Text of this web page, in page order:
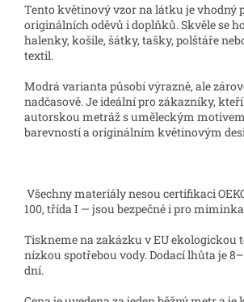
Tento květinový vzor na látku je vhodný
originálních oděvů i doplňků. Skvěle se
halenky, košile, šátky, tašky, polštáře
textil.
Modrá varianta působí výrazně, ale
nadčasově. Je ideální pro zákazníky,
autorskou metráž s uměleckým
barevností a originálním květinovým
Všechny materiály nesou certifikaci
100, třída I — jsou bezpečné i pro miminka
Tiskneme na zakázku v EU ekologickou
nízkou spotřebou vody. Dodací lhůta je
dní.